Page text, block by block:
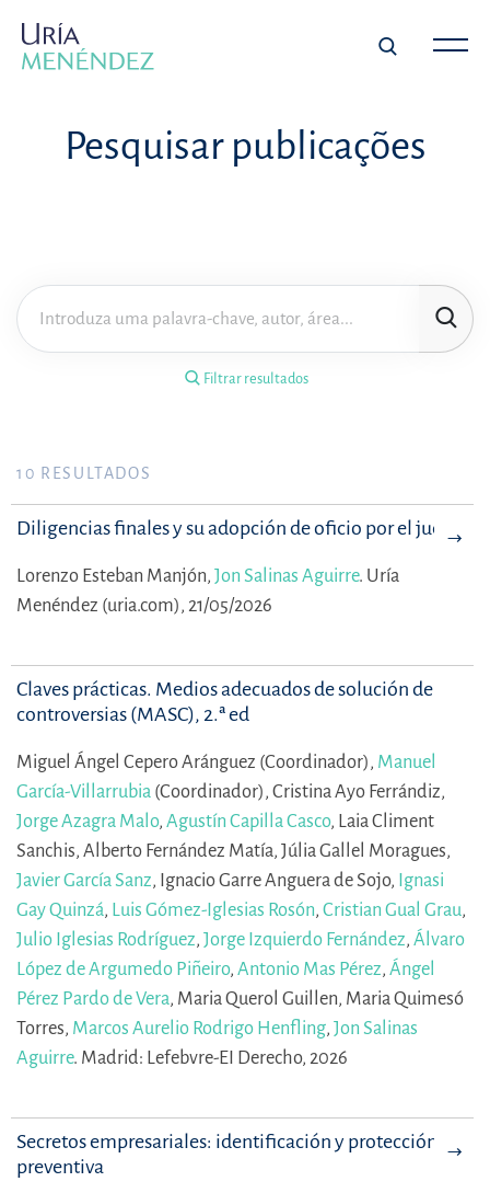
Pesquisar publicações
Filtrar resultados
Filtrar resultados ×
Área de prática
10 RESULTADOS
Diligencias finales y su adopción de oficio por el juez
Lorenzo Esteban Manjón, Jon Salinas Aguirre. Uría
Menéndez (uria.com), 21/05/2026
Claves prácticas. Medios adecuados de solución de
controversias (MASC), 2.ª ed
Miguel Ángel Cepero Aránguez (Coordinador), Manuel
García-Villarrubia (Coordinador), Cristina Ayo Ferrándiz,
Jorge Azagra Malo, Agustín Capilla Casco, Laia Climent
Sanchis, Alberto Fernández Matía, Júlia Gallel Moragues,
Javier García Sanz, Ignacio Garre Anguera de Sojo, Ignasi
Gay Quinzá, Luis Gómez-Iglesias Rosón, Cristian Gual Grau,
Julio Iglesias Rodríguez, Jorge Izquierdo Fernández, Álvaro
López de Argumedo Piñeiro, Antonio Mas Pérez, Ángel
Pérez Pardo de Vera, Maria Querol Guillen, Maria Quimesó
Torres, Marcos Aurelio Rodrigo Henfling, Jon Salinas
Aguirre. Madrid: Lefebvre-EI Derecho, 2026
Secretos empresariales: identificación y protección
preventiva